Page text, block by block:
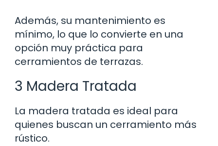
Además, su mantenimiento es
mínimo, lo que lo convierte en una
opción muy práctica para
cerramientos de terrazas.
3 Madera Tratada
La madera tratada es ideal para
quienes buscan un cerramiento más
rústico.